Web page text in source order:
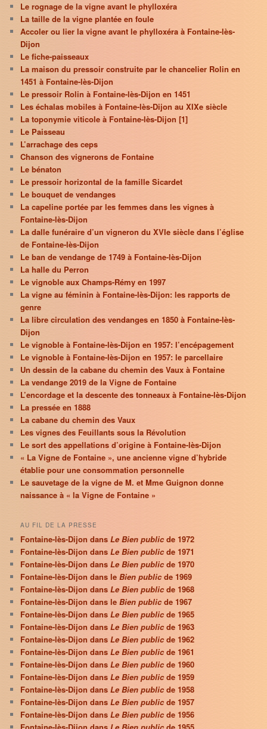
Le rognage de la vigne avant le phylloxéra
La taille de la vigne plantée en foule
Accoler ou lier la vigne avant le phylloxéra à Fontaine-lès-
Dijon
Le fiche-paisseaux
La maison du pressoir construite par le chancelier Rolin en
1451 à Fontaine-lès-Dijon
Le pressoir Rolin à Fontaine-lès-Dijon en 1451
Les échalas mobiles à Fontaine-lès-Dijon au XIXe siècle
La toponymie viticole à Fontaine-lès-Dijon [1]
Le Paisseau
L’arrachage des ceps
Chanson des vignerons de Fontaine
Le bénaton
Le pressoir horizontal de la famille Sicardet
Le bouquet de vendanges
La capeline portée par les femmes dans les vignes à
Fontaine-lès-Dijon
La dalle funéraire d’un vigneron du XVIe siècle dans l’église
de Fontaine-lès-Dijon
Le ban de vendange de 1749 à Fontaine-lès-Dijon
La halle du Perron
Le vignoble aux Champs-Rémy en 1997
La vigne au féminin à Fontaine-lès-Dijon: les rapports de
genre
La libre circulation des vendanges en 1850 à Fontaine-lès-
Dijon
Le vignoble à Fontaine-lès-Dijon en 1957: l’encépagement
Le vignoble à Fontaine-lès-Dijon en 1957: le parcellaire
Un dessin de la cabane du chemin des Vaux à Fontaine
La vendange 2019 de la Vigne de Fontaine
L’encordage et la descente des tonneaux à Fontaine-lès-Dijon
La pressée en 1888
La cabane du chemin des Vaux
Les vignes des Feuillants sous la Révolution
Le sort des appellations d’origine à Fontaine-lès-Dijon
« La Vigne de Fontaine », une ancienne vigne d’hybride
établie pour une consommation personnelle
Le sauvetage de la vigne de M. et Mme Guignon donne
naissance à « la Vigne de Fontaine »
AU FIL DE LA PRESSE
Fontaine-lès-Dijon dansLe Bien publicde 1972
Fontaine-lès-Dijon dansLe Bien public de 1971
Fontaine-lès-Dijon dansLe Bien publicde 1970
Fontaine-lès-Dijon dans leBien publicde 1969
Fontaine-lès-Dijon dansLe Bien public de 1968
Fontaine-lès-Dijon dans leBien publicde 1967
Fontaine-lès-Dijon dansLe Bien publicde 1965
Fontaine-lès-Dijon dansLe Bien public de 1963
Fontaine-lès-Dijon dansLe Bien publicde 1962
Fontaine-lès-Dijon dansLe Bien publicde 1961
Fontaine-lès-Dijon dansLe Bien public de 1960
Fontaine-lès-Dijon dansLe Bien publicde 1959
Fontaine-lès-Dijon dansLe Bien publicde 1958
Fontaine-lès-Dijon dansLe Bien public de 1957
Fontaine-lès-Dijon dansLe Bien publicde 1956